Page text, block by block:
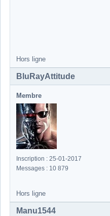
Hors ligne
BluRayAttitude
Membre
Inscription : 25-01-2017
Messages : 10 879
Hors ligne
Manu1544